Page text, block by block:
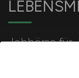
Jobbörse für
und